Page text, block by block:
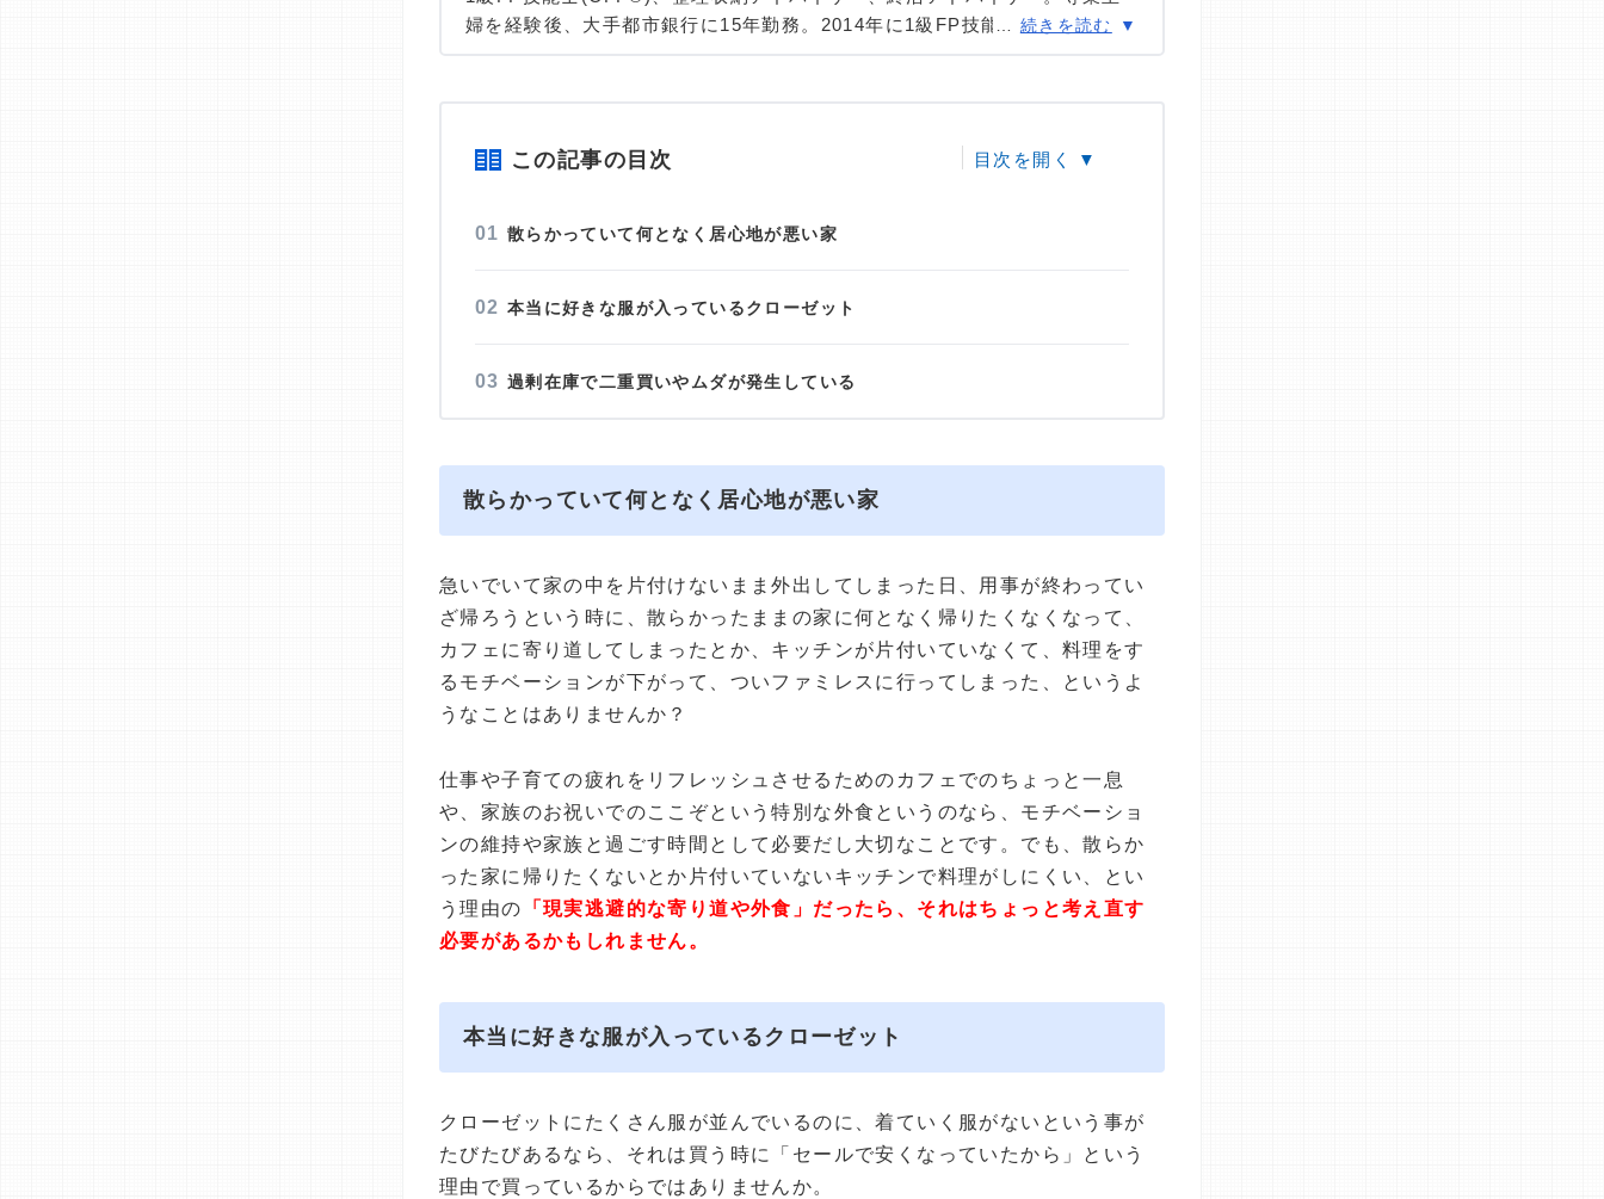
婦を経験後、大手都市銀行に15年勤務。2014年に1級FP技能士、CFP®資格
… 続きを読む
この記事の目次
散らかっていて何となく居心地が悪い家
本当に好きな服が入っているクローゼット
過剰在庫で二重買いやムダが発生している
散らかっていて何となく居心地が悪い家
急いでいて家の中を片付けないまま外出してしまった日、用事が終わってい
ざ帰ろうという時に、散らかったままの家に何となく帰りたくなくなって、
カフェに寄り道してしまったとか、キッチンが片付いていなくて、料理をす
るモチベーションが下がって、ついファミレスに行ってしまった、というよ
うなことはありませんか？
仕事や子育ての疲れをリフレッシュさせるためのカフェでのちょっと一息
や、家族のお祝いでのここぞという特別な外食というのなら、モチベーショ
ンの維持や家族と過ごす時間として必要だし大切なことです。でも、散らか
った家に帰りたくないとか片付いていないキッチンで料理がしにくい、とい
う理由の 「現実逃避的な寄り道や外食」だったら、それはちょっと考え直す
必要があるかもしれません。
本当に好きな服が入っているクローゼット
クローゼットにたくさん服が並んでいるのに、着ていく服がないという事が
たびたびあるなら、それは買う時に「セールで安くなっていたから」という
理由で買っているからではありませんか。